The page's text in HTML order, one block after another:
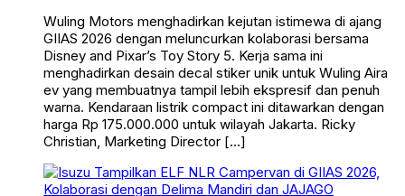
Wuling Motors menghadirkan kejutan istimewa di ajang
GIIAS 2026 dengan meluncurkan kolaborasi bersama
Disney and Pixar’s Toy Story 5. Kerja sama ini
menghadirkan desain decal stiker unik untuk Wuling Aira
ev yang membuatnya tampil lebih ekspresif dan penuh
warna. Kendaraan listrik compact ini ditawarkan dengan
harga Rp 175.000.000 untuk wilayah Jakarta. Ricky
Christian, Marketing Director […]